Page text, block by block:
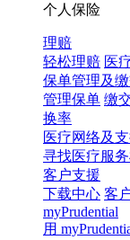
个人保险
理赔
轻松理赔 医
保单管理及
管理保单 缴
换率
医疗网络及
寻找医疗服
客户支援
下载中心 客
myPrudential
用